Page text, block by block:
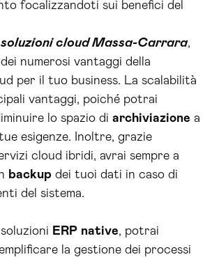
focalizzandoti sui benefici del
soluzioni cloud Massa-Carrara,
numerosi vantaggi della
per il tuo business. La scalabilità
vantaggi, poiché potrai
lo spazio di archiviazione a
esigenze. Inoltre, grazie
cloud ibridi, avrai sempre a
backup dei tuoi dati in caso di
del sistema.
ERP native, potrai
la gestione dei processi